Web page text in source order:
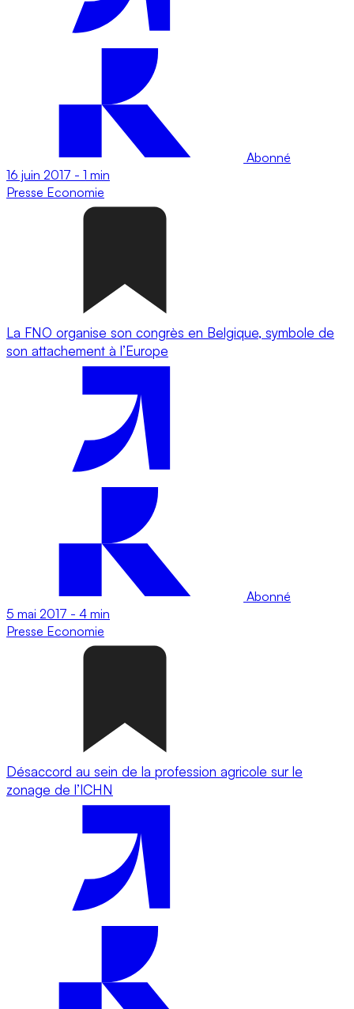
Abonné
16 juin 2017 - 1 min
Presse Economie
La FNO organise son congrès en Belgique, symbole de
son attachement à l’Europe
Abonné
5 mai 2017 - 4 min
Presse Economie
Désaccord au sein de la profession agricole sur le
zonage de l’ICHN